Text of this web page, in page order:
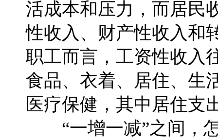
活成本和压力，而居民
性收入、财产性收入和
职工而言，工资性收入
食品、衣着、居住、生
医疗保健，其中居住支
“一增一减”之间，